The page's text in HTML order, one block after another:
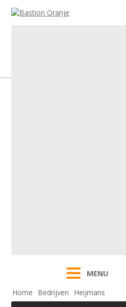
MENU
Home
Bedrijven
Heijmans